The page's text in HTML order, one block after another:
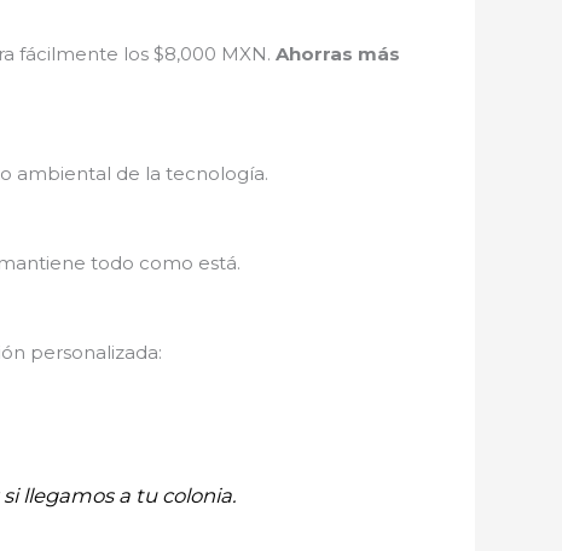
fácilmente los $8,000 MXN. Ahorras más
ambiental de la tecnología.
todo como está.
personalizada:
llegamos a tu colonia.